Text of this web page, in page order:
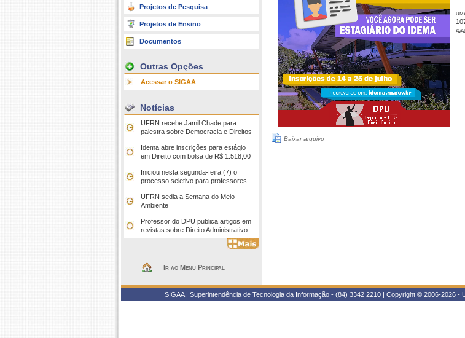
Projetos de Pesquisa
Projetos de Ensino
Documentos
Outras Opções
Acessar o SIGAA
Notícias
UFRN recebe Jamil Chade para
palestra sobre Democracia e Direitos
Idema abre inscrições para estágio
em Direito com bolsa de R$ 1.518,00
Iniciou nesta segunda-feira (7) o
processo seletivo para professores ...
UFRN sedia a Semana do Meio
Ambiente
Professor do DPU publica artigos em
revistas sobre Direito Administrativo ...
Ir ao Menu Principal
Baixar arquivo
SIGAA | Superintendência de Tecnologia da Informação - (84) 3342 2210 | Copyright © 2006-2026